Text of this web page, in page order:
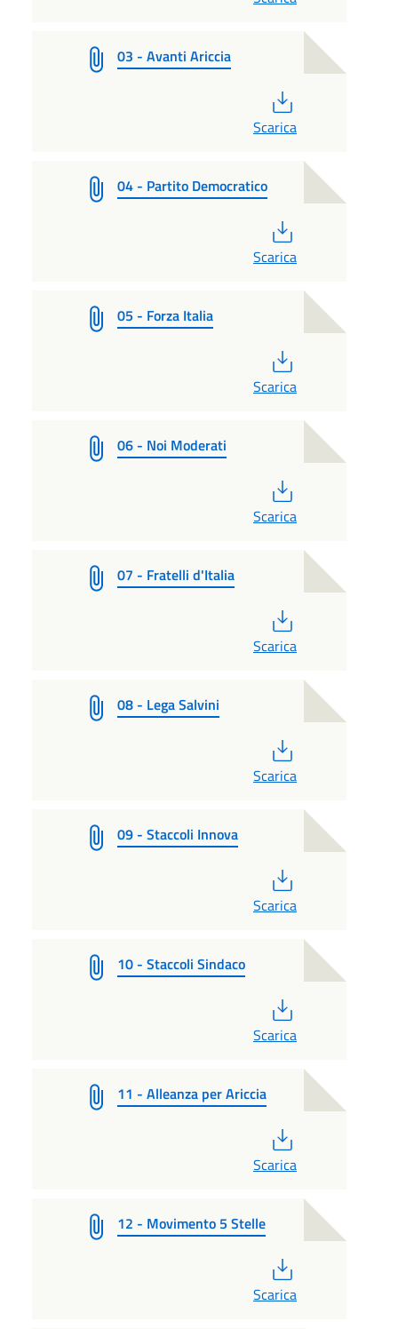
03 - Avanti Ariccia
Scarica
04 - Partito Democratico
Scarica
05 - Forza Italia
Scarica
06 - Noi Moderati
Scarica
07 - Fratelli d'Italia
Scarica
08 - Lega Salvini
Scarica
09 - Staccoli Innova
Scarica
10 - Staccoli Sindaco
Scarica
11 - Alleanza per Ariccia
Scarica
12 - Movimento 5 Stelle
Scarica